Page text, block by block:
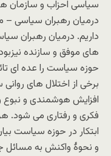
سیاسی احزاب و سازمان
درمیان رهبران سیاسی –
داریم. درمیان رهبران
های موفق و سازنده
حوزه سیاست را عده ای
برخی از اختلال های
افزایش هوشمندی و نبوع
فکری و رفتاری می شود.
ابتکار در حوزه سیاست
و نحوۀ واکنش به